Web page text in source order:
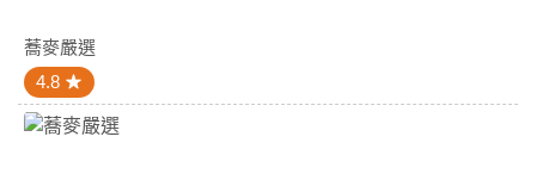
蕎麥嚴選
4.8